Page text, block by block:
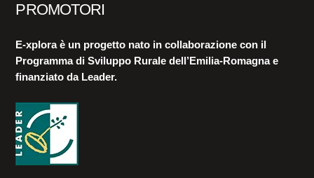
PROMOTORI
E-xplora è un progetto nato in collaborazione con il
Programma di Sviluppo Rurale dell’Emilia-Romagna e
finanziato da Leader.